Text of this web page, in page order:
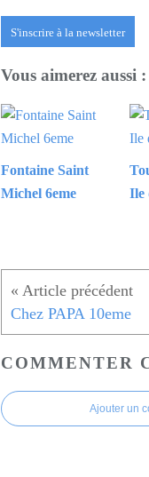
S'inscrire à la newsletter
Vous aimerez aussi :
Fontaine Saint
Michel 6eme
Ile
Chez PAPA 10eme
COMMENTER
Ajouter un